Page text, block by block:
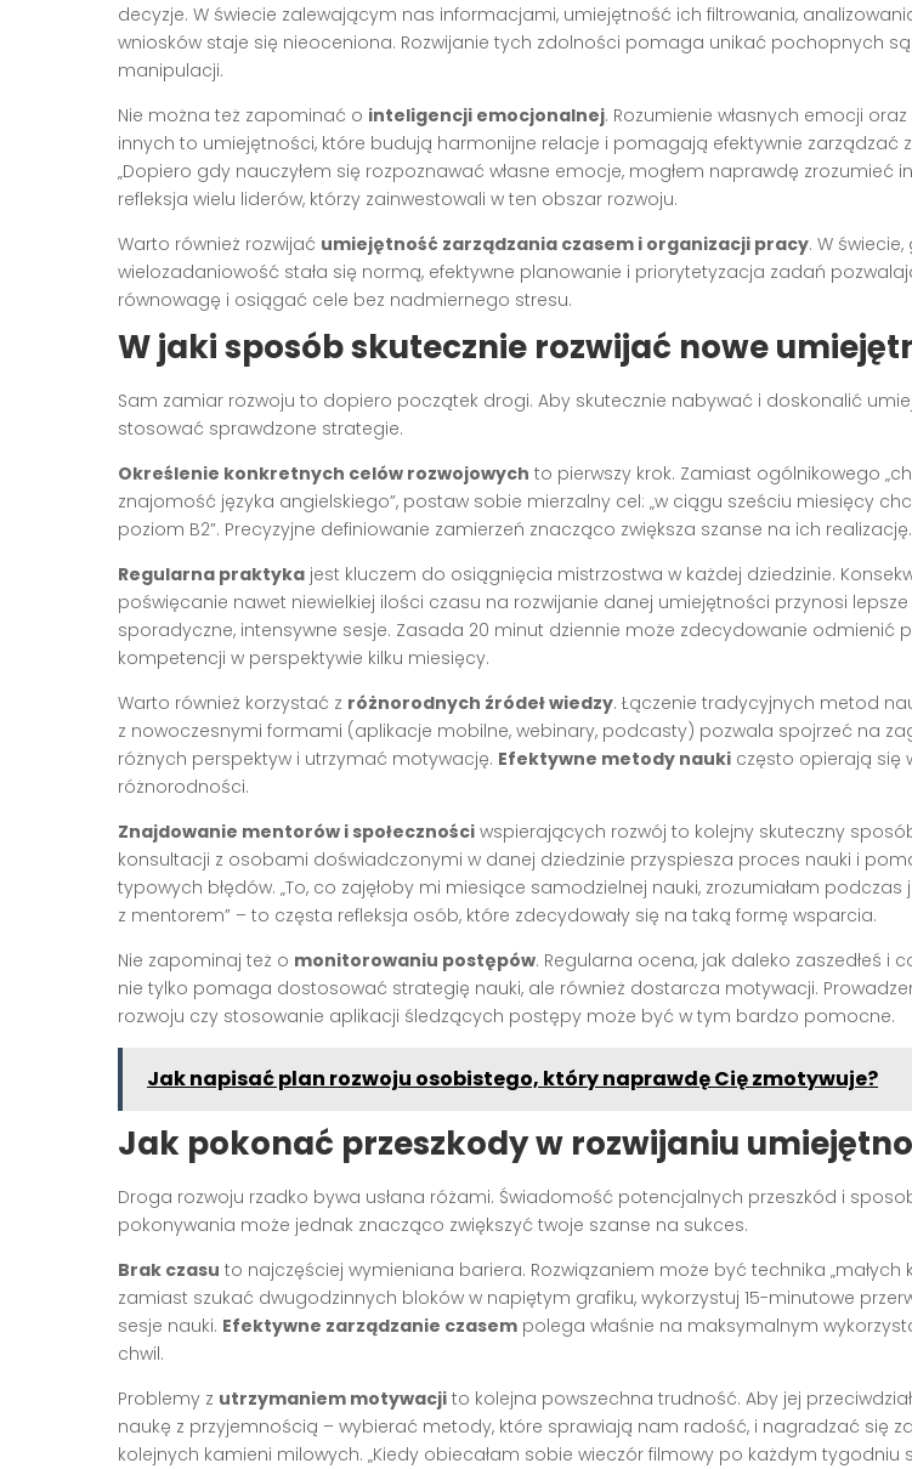
decyzje. W świecie zalewającym nas informacjami, umiejętność ich filtrowania,
wniosków staje się nieoceniona. Rozwijanie tych zdolności pomaga unikać pochopnych
manipulacji.
Nie można też zapominać o inteligencji emocjonalnej. Rozumienie własnych emocji
innych to umiejętności, które budują harmonijne relacje i pomagają efektywnie zarządzać
„Dopiero gdy nauczyłem się rozpoznawać własne emocje, mogłem naprawdę zrozumieć
refleksja wielu liderów, którzy zainwestowali w ten obszar rozwoju.
Warto również rozwijać umiejętność zarządzania czasem i organizacji pracy. W świecie,
wielozadaniowość stała się normą, efektywne planowanie i priorytetyzacja zadań
równowagę i osiągać cele bez nadmiernego stresu.
W jaki sposób skutecznie rozwijać nowe
Sam zamiar rozwoju to dopiero początek drogi. Aby skutecznie nabywać i doskonalić
stosować sprawdzone strategie.
Określenie konkretnych celów rozwojowych to pierwszy krok. Zamiast ogólnikowego
znajomość języka angielskiego”, postaw sobie mierzalny cel: „w ciągu sześciu miesięcy
poziom B2”. Precyzyjne definiowanie zamierzeń znacząco zwiększa szanse na ich realizację.
Regularna praktyka jest kluczem do osiągnięcia mistrzostwa w każdej dziedzinie.
poświęcanie nawet niewielkiej ilości czasu na rozwijanie danej umiejętności przynosi lepsze
sporadyczne, intensywne sesje. Zasada 20 minut dziennie może zdecydowanie odmienić
kompetencji w perspektywie kilku miesięcy.
Warto również korzystać z różnorodnych źródeł wiedzy. Łączenie tradycyjnych metod
z nowoczesnymi formami (aplikacje mobilne, webinary, podcasty) pozwala spojrzeć na
różnych perspektyw i utrzymać motywację. Efektywne metody nauki często opierają się
różnorodności.
Znajdowanie mentorów i społeczności wspierających rozwój to kolejny skuteczny
konsultacji z osobami doświadczonymi w danej dziedzinie przyspiesza proces nauki i
typowych błędów. „To, co zajęłoby mi miesiące samodzielnej nauki, zrozumiałam
z mentorem” – to częsta refleksja osób, które zdecydowały się na taką formę wsparcia.
Nie zapominaj też o monitorowaniu postępów. Regularna ocena, jak daleko zaszedłeś i
nie tylko pomaga dostosować strategię nauki, ale również dostarcza motywacji.
rozwoju czy stosowanie aplikacji śledzących postępy może być w tym bardzo pomocne.
Jak napisać plan rozwoju osobistego, który naprawdę Cię zmotywuje?
Jak pokonać przeszkody w rozwijaniu
Droga rozwoju rzadko bywa usłana różami. Świadomość potencjalnych przeszkód i
pokonywania może jednak znacząco zwiększyć twoje szanse na sukces.
Brak czasu to najczęściej wymieniana bariera. Rozwiązaniem może być technika „małych
zamiast szukać dwugodzinnych bloków w napiętym grafiku, wykorzystuj 15-minutowe
sesje nauki. Efektywne zarządzanie czasem polega właśnie na maksymalnym
chwil.
Problemy z utrzymaniem motywacji to kolejna powszechna trudność. Aby jej
naukę z przyjemnością – wybierać metody, które sprawiają nam radość, i nagradzać się
kolejnych kamieni milowych. „Kiedy obiecałam sobie wieczór filmowy po każdym tygodniu